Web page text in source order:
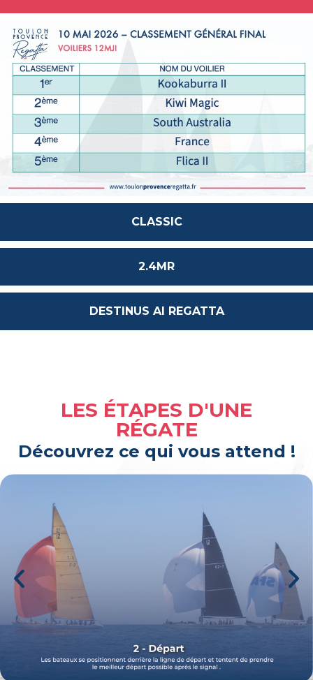
CLASSIC
2.4MR
DESTINUS AI REGATTA
LES ÉTAPES D'UNE
RÉGATE
Découvrez ce qui vous attend !